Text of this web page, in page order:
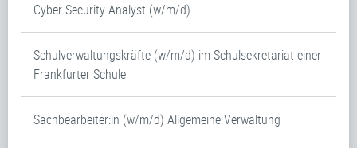
Cyber Security Analyst (w/m/d)
Schulverwaltungskräfte (w/m/d) im Schulsekretariat einer
Frankfurter Schule
Sachbearbeiter:in (w/m/d) Allgemeine Verwaltung